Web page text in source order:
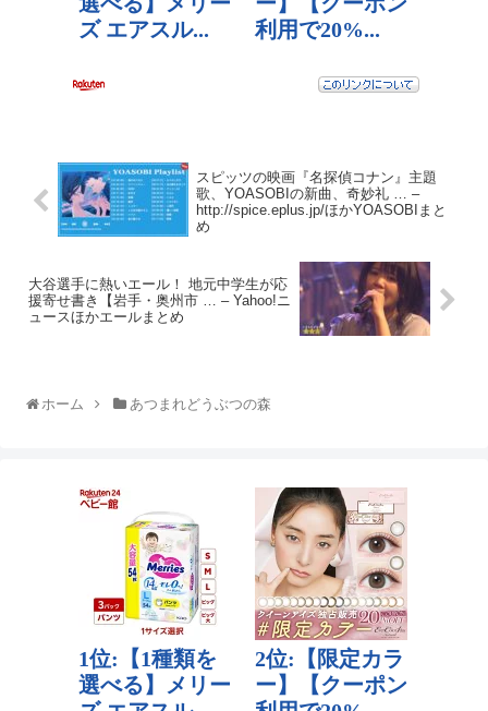
スピッツの映画『名探偵コナン』主題
歌、YOASOBIの新曲、奇妙礼 … –
http://spice.eplus.jp/ほかYOASOBIまと
め
大谷選手に熱いエール！ 地元中学生が応
援寄せ書き【岩手・奥州市 … – Yahoo!ニ
ュースほかエールまとめ
ホーム あつまれどうぶつの森